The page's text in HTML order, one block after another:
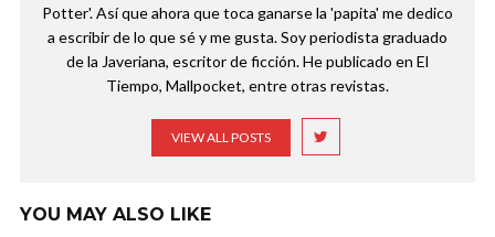
Potter'. Así que ahora que toca ganarse la 'papita' me dedico
a escribir de lo que sé y me gusta. Soy periodista graduado
de la Javeriana, escritor de ficción. He publicado en El
Tiempo, Mallpocket, entre otras revistas.
VIEW ALL POSTS
YOU MAY ALSO LIKE